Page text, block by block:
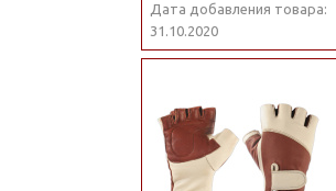
Дата добавления товара:
31.10.2020